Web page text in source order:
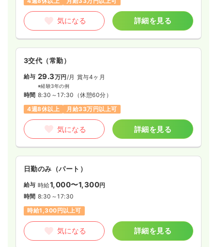
気になる 詳細を見る
気になる 詳細を見る
3交代（常勤）
給与 29.3万円 /月 賞与4ヶ月
※経験3年の例
時間 8:30～17:30 （休憩60分）
4週8休以上
月給33万円以上可
気になる 詳細を見る
日勤のみ（パート）
給与 時給1,000〜1,300円
時間 8:30～17:30
時給1,300円以上可
気になる 詳細を見る